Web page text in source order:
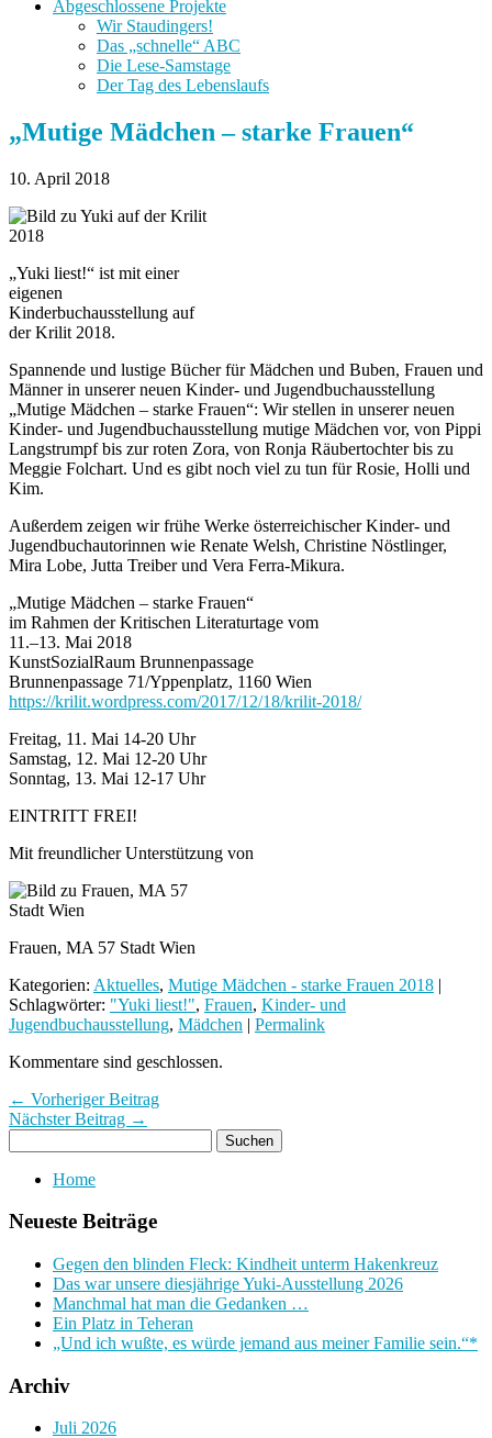
Abgeschlossene Projekte
Wir Staudingers!
Das „schnelle“ ABC
Die Lese-Samstage
Der Tag des Lebenslaufs
„Mutige Mädchen – starke Frauen“
10. April 2018
„Yuki liest!“ ist mit einer
eigenen
Kinderbuchausstellung auf
der Krilit 2018.
Spannende und lustige Bücher für Mädchen und Buben, Frauen und
Männer in unserer neuen Kinder- und Jugendbuchausstellung
„Mutige Mädchen – starke Frauen“: Wir stellen in unserer neuen
Kinder- und Jugendbuchausstellung mutige Mädchen vor, von Pippi
Langstrumpf bis zur roten Zora, von Ronja Räubertochter bis zu
Meggie Folchart. Und es gibt noch viel zu tun für Rosie, Holli und
Kim.
Außerdem zeigen wir frühe Werke österreichischer Kinder- und
Jugendbuchautorinnen wie Renate Welsh, Christine Nöstlinger,
Mira Lobe, Jutta Treiber und Vera Ferra-Mikura.
„Mutige Mädchen – starke Frauen“
im Rahmen der Kritischen Literaturtage vom
11.–13. Mai 2018
KunstSozialRaum Brunnenpassage
Brunnenpassage 71/Yppenplatz, 1160 Wien
https://krilit.wordpress.com/2017/12/18/krilit-2018/
Freitag, 11. Mai 14-20 Uhr
Samstag, 12. Mai 12-20 Uhr
Sonntag, 13. Mai 12-17 Uhr
EINTRITT FREI!
Mit freundlicher Unterstützung von
Frauen, MA 57 Stadt Wien
Kategorien: Aktuelles, Mutige Mädchen - starke Frauen 2018 |
Schlagwörter: "Yuki liest!", Frauen, Kinder- und
Jugendbuchausstellung, Mädchen | Permalink
Kommentare sind geschlossen.
← Vorheriger Beitrag
Nächster Beitrag →
Home
Neueste Beiträge
Gegen den blinden Fleck: Kindheit unterm Hakenkreuz
Das war unsere diesjährige Yuki-Ausstellung 2026
Manchmal hat man die Gedanken …
Ein Platz in Teheran
„Und ich wußte, es würde jemand aus meiner Familie sein.“*
Archiv
Juli 2026